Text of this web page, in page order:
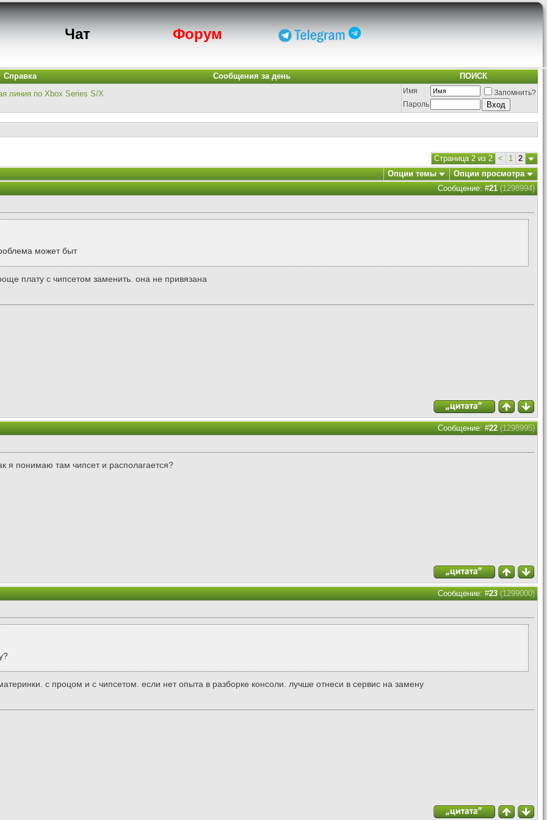
Чат Форум
Справка Сообщения за день
ПОИСК
линия по Xbox Series S/X
Имя
Запомнить?
Пароль
Страница 2 из 2 < 1 2
Опции темы
Опции просмотра
Сообщение: #21(1298994)
может быт
плату с чипсетом заменить. она не привязана
Сообщение: #22(1298995)
я понимаю там чипсет и располагается?
Сообщение: #23(1299000)
с процом и с чипсетом. если нет опыта в разборке консоли. лучше отнеси в сервис на замену